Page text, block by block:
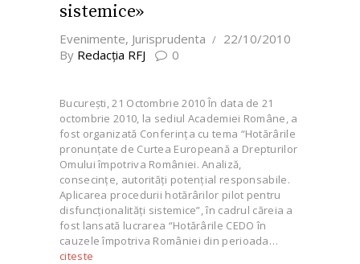
sistemice»
Evenimente, Jurisprudenta
22/10/2010
By Redacţia RFJ 0
Bucureşti, 21 Octombrie 2010 În data de 21
octombrie 2010, la sediul Academiei Române, a
fost organizată Conferinţa cu tema “Hotărârile
pronunţate de Curtea Europeană a Drepturilor
Omului împotriva României. Analiză,
consecinţe, autorităţi potenţial responsabile.
Aplicarea procedurii hotărârilor pilot pentru
disfuncţionalităţi sistemice”, în cadrul căreia a
fost lansată lucrarea “Hotărârile CEDO în
cauzele împotriva României din perioada…
citeste